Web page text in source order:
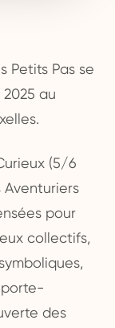
Petits Pas se
au
(5/6
Aventuriers
pour
collectifs,
porte-
des